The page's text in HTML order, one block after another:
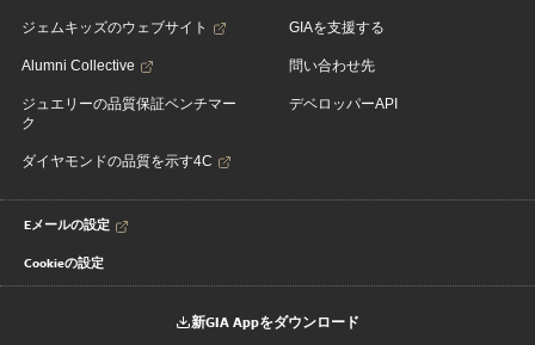
ジェムキッズのウェブサイト
Alumni Collective
ジュエリーの品質保証ベンチマー
ク
ダイヤモンドの品質を示す4C
GIAを支援する
問い合わせ先
デベロッパーAPI
Eメールの設定
Cookieの設定
新GIA Appをダウンロード